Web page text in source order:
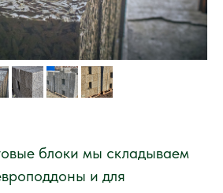
блоки мы складываем
и для